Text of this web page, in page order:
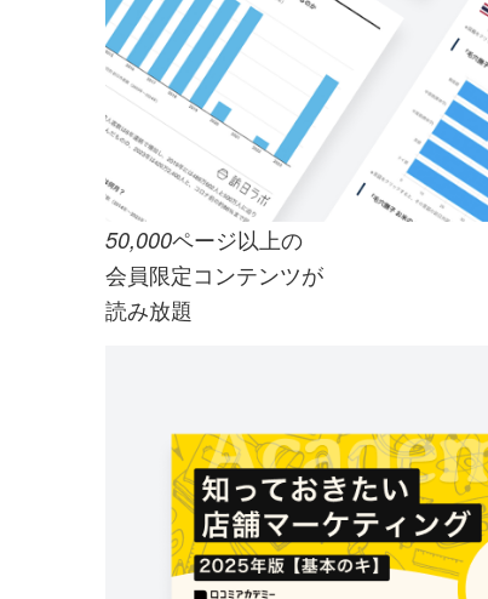
50,000ページ以上の
会員限定コンテンツが
読み放題